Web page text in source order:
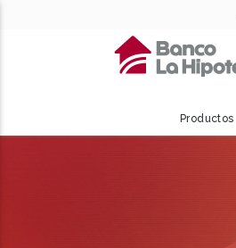
Productos